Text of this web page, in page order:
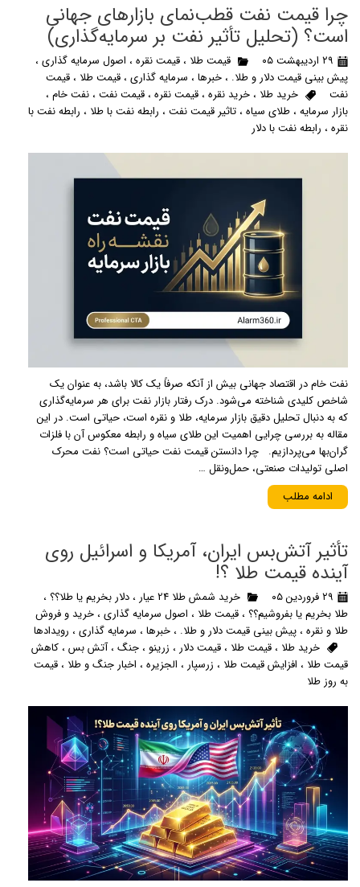
چرا قیمت نفت قطب‌نمای بازارهای جهانی
است؟ (تحلیل تأثیر نفت بر سرمایه‌گذاری)
۲۹ اردیبهشت ۰۵ قیمت طلا ، قیمت نقره، اصول سرمایه گذاری،
پیش بینی قیمت دلار و طلا. ، خبرها، سرمایه گذاری، قیمت طلا ، قیمت
نفت
خرید طلا ، خرید نقره، قیمت نقره، قیمت نفت، نفت خام،
بازار سرمایه، طلای سیاه، تاثیر قیمت نفت، رابطه نفت با طلا ، رابطه نفت با
نقره، رابطه نفت با دلار
نفت خام در اقتصاد جهانی بیش از آنکه صرفاً یک کالا باشد، به عنوان یک
شاخص کلیدی شناخته می‌شود. درک رفتار بازار نفت برای هر سرمایه‌گذاری
که به دنبال تحلیل دقیق بازار سرمایه، طلا و نقره است، حیاتی است. در این
مقاله به بررسی چرایی اهمیت این طلای سیاه و رابطه معکوس آن با فلزات
گران‌بها می‌پردازیم. چرا دانستن قیمت نفت حیاتی است؟ نفت محرک
اصلی تولیدات صنعتی، حمل‌ونقل …
ادامه مطلب
تأثیر آتش‌بس ایران، آمریکا و اسرائیل روی
آینده قیمت طلا ؟!
۲۹ فروردین ۰۵ خرید شمش طلا 24 عیار ، دلار بخریم یا طلا؟؟،
طلا بخریم یا بفروشیم؟؟، قیمت طلا ، اصول سرمایه گذاری، خرید و فروش
طلا و نقره، پیش بینی قیمت دلار و طلا. ، خبرها، سرمایه گذاری، رویدادها
خرید طلا ، قیمت طلا ، قیمت دلار ، زرینو ، جنگ،آتش بس، کاهش
قیمت طلا ، افزایش قیمت طلا ، زرسپار ، الجزیره، اخبار جنگ و طلا ، قیمت
به روز طلا